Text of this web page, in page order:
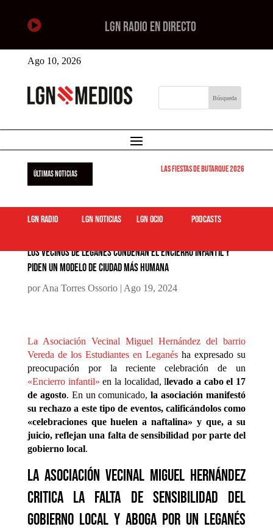
 LGN RADIO EN DIRECTO
Ago 10, 2026
ÚLTIMAS NOTICIAS Las Fiestas de Butarque 2026 arrancan
LGN Radio LGN Noticias LGN ocio podcasts
Los vecinos de Leganés condenan el encierro infantil y
piden un modelo de ciudad más humana
porAna Torres Ossorio| Ago 19, 2024
La Asociación Vecinal Miguel Hernández del barrio
Vereda de los Estudiantes en Leganés ha expresado su
preocupación por la reciente celebración de un
«Encierro infantil» en la localidad, llevado a cabo el 17
de agosto. En un comunicado,la asociación manifestó
su rechazo a este tipo de eventos, calificándolos como
«celebraciones que huelen a naftalina» y que, a su
juicio, reflejan una falta de sensibilidad por parte del
gobierno local.
La Asociación Vecinal Miguel Hernández
critica la falta de sensibilidad del
gobierno local y aboga por un Leganés